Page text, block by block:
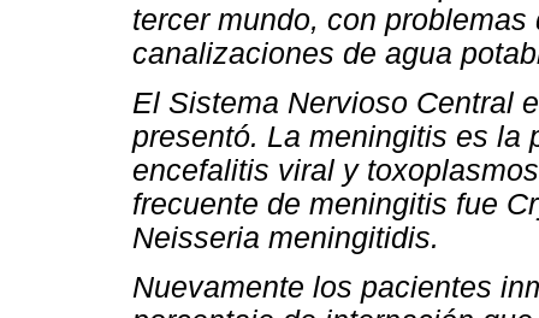
tercer mundo, con
canalizaciones de agua
El Sistema Nervioso Central
presentó. La meningitis es la
encefalitis viral y
frecuente de meningitis fue
Neisseria meningitidis.
Nuevamente los pacientes